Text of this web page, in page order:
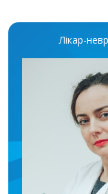
Лікар-